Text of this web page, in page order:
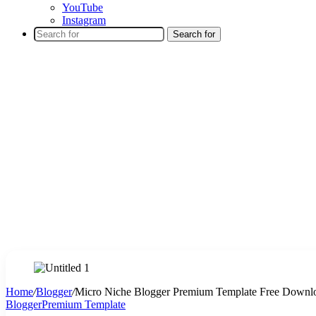
YouTube
Instagram
Search for
Home/Blogger/Micro Niche Blogger Premium Template Free
BloggerPremium Template